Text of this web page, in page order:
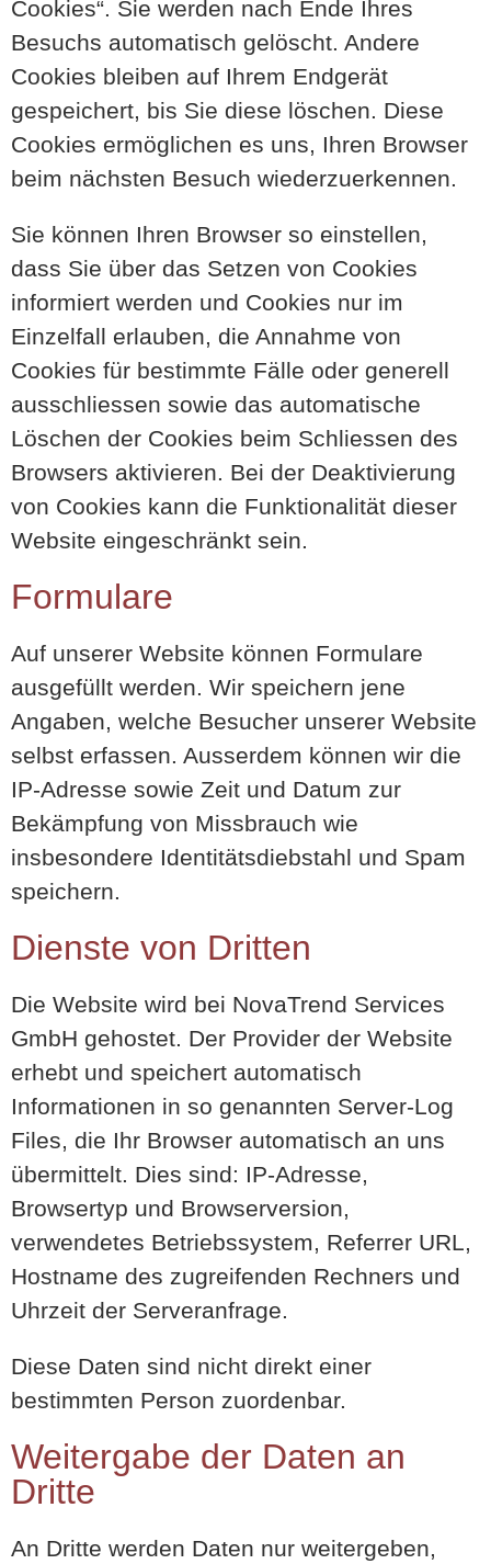
Cookies“. Sie werden nach Ende Ihres
Besuchs automatisch gelöscht. Andere
Cookies bleiben auf Ihrem Endgerät
gespeichert, bis Sie diese löschen. Diese
Cookies ermöglichen es uns, Ihren Browser
beim nächsten Besuch wiederzuerkennen.
Sie können Ihren Browser so einstellen,
dass Sie über das Setzen von Cookies
informiert werden und Cookies nur im
Einzelfall erlauben, die Annahme von
Cookies für bestimmte Fälle oder generell
ausschliessen sowie das automatische
Löschen der Cookies beim Schliessen des
Browsers aktivieren. Bei der Deaktivierung
von Cookies kann die Funktionalität dieser
Website eingeschränkt sein.
Formulare
Auf unserer Website können Formulare
ausgefüllt werden. Wir speichern jene
Angaben, welche Besucher unserer Website
selbst erfassen. Ausserdem können wir die
IP-Adresse sowie Zeit und Datum zur
Bekämpfung von Missbrauch wie
insbesondere Identitätsdiebstahl und Spam
speichern.
Dienste von Dritten
Die Website wird bei NovaTrend Services
GmbH gehostet. Der Provider der Website
erhebt und speichert automatisch
Informationen in so genannten Server-Log
Files, die Ihr Browser automatisch an uns
übermittelt. Dies sind: IP-Adresse,
Browsertyp und Browserversion,
verwendetes Betriebssystem, Referrer URL,
Hostname des zugreifenden Rechners und
Uhrzeit der Serveranfrage.
Diese Daten sind nicht direkt einer
bestimmten Person zuordenbar.
Weitergabe der Daten an
Dritte
An Dritte werden Daten nur weitergeben,